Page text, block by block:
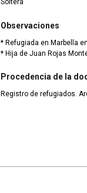
Soltera
Observaciones
* Refugiada en Marbella
* Hija de Juan Rojas
Procedencia de la
Registro de refugiados.